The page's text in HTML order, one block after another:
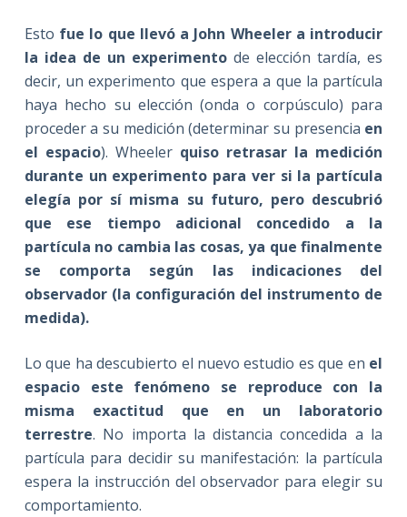
Esto fue lo que llevó a John Wheeler a introducir
la idea de un experimento de elección tardía, es
decir, un experimento que espera a que la partícula
haya hecho su elección (onda o corpúsculo) para
proceder a su medición (determinar su presencia en
el espacio). Wheeler quiso retrasar la medición
durante un experimento para ver si la partícula
elegía por sí misma su futuro, pero descubrió
que ese tiempo adicional concedido a la
partícula no cambia las cosas, ya que finalmente
se comporta según las indicaciones del
observador (la configuración del instrumento de
medida).
Lo que ha descubierto el nuevo estudio es que en el
espacio este fenómeno se reproduce con la
misma exactitud que en un laboratorio
terrestre. No importa la distancia concedida a la
partícula para decidir su manifestación: la partícula
espera la instrucción del observador para elegir su
comportamiento.